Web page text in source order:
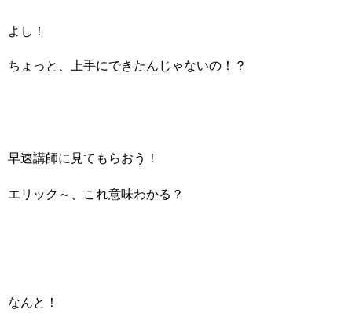
よし！
ちょっと、上手にできたんじゃないの！？
早速講師に見てもらおう！
エリック～、これ意味わかる？
なんと！